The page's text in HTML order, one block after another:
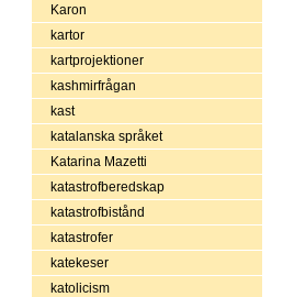
Karon
kartor
kartprojektioner
kashmirfrågan
kast
katalanska språket
Katarina Mazetti
katastrofberedskap
katastrofbistånd
katastrofer
katekeser
katolicism